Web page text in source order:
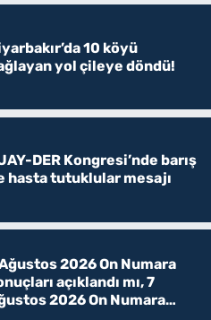
10 köyü
yol çileye döndü!
DER Kongresi’nde barış
hasta tutuklular mesajı
2026 On Numara
açıklandı mı, 7
2026 On Numara